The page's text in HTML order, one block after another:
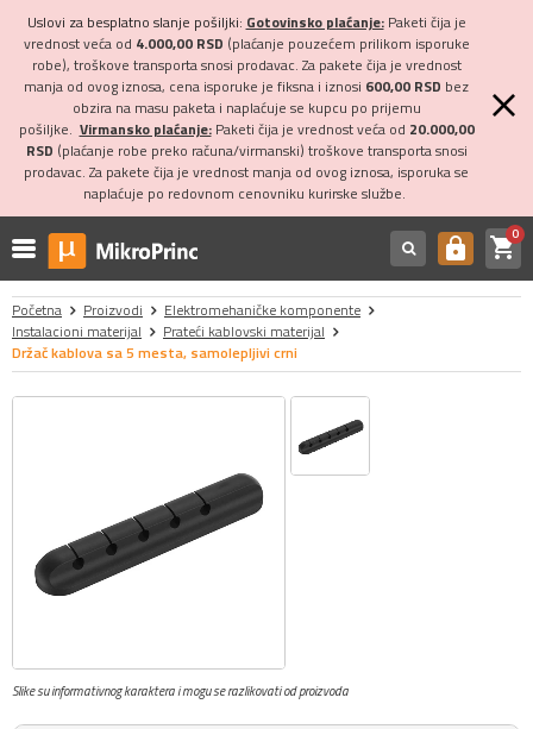
Uslovi za besplatno slanje pošiljki: Gotovinsko plaćanje:Paketi čija je
vrednost veća od 4.000,00 RSD (plaćanje pouzećem prilikom isporuke
robe), troškove transporta snosi prodavac. Za pakete čija je vrednost
manja od ovog iznosa, cena isporuke je fiksna i iznosi 600,00 RSD bez
obzira na masu paketa i naplaćuje se kupcu po prijemu
pošiljke. Virmansko plaćanje:Paketi čija je vrednost veća od 20.000,00
RSD (plaćanje robe preko računa/virmanski) troškove transporta snosi
prodavac. Za pakete čija je vrednost manja od ovog iznosa, isporuka se
naplaćuje po redovnom cenovniku kurirske službe.
https shopping_cart0
Početna Proizvodi
Elektromehaničke komponente
Instalacioni materijal
Prateći kablovski materijal
Držač kablova sa 5 mesta, samolepljivi crni
Slike su informativnog karaktera i mogu se razlikovati od proizvoda